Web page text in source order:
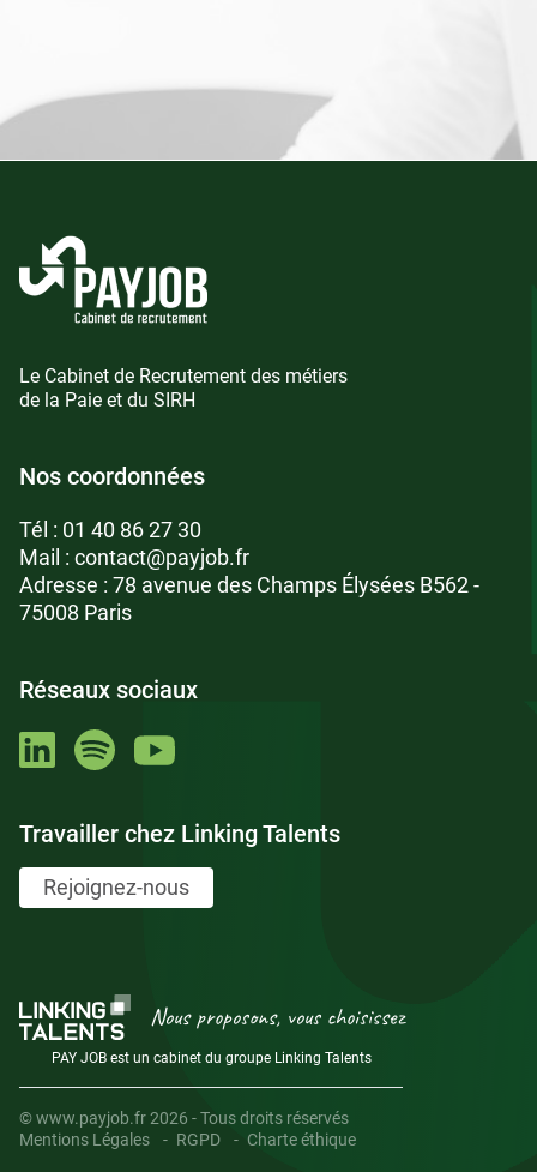
Le Cabinet de Recrutement des métiers
de la Paie et du SIRH
Nos coordonnées
Tél : 01 40 86 27 30
Mail : contact@payjob.fr
Adresse : 78 avenue des Champs Élysées B562 -
75008 Paris
Réseaux sociaux
Travailler chez Linking Talents
Rejoignez-nous
Nous proposons, vous choisissez
PAY JOB est un cabinet du groupe Linking Talents
© www.payjob.fr 2026 - Tous droits réservés
Mentions Légales
RGPD Charte éthique